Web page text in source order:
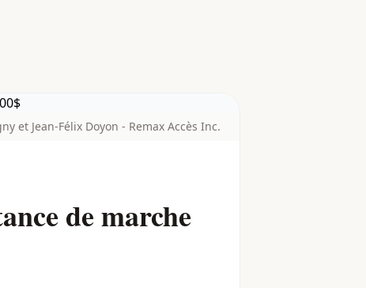
et Jean-Félix Doyon - Remax Accès Inc.
de marche